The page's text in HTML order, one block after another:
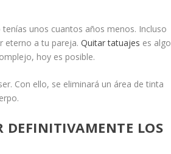
unos cuantos años menos. Incluso
eterno a tu pareja.Quitar tatuajes es algo
hoy es posible.
Con ello, se eliminará un área de tinta
DEFINITIVAMENTE LOS